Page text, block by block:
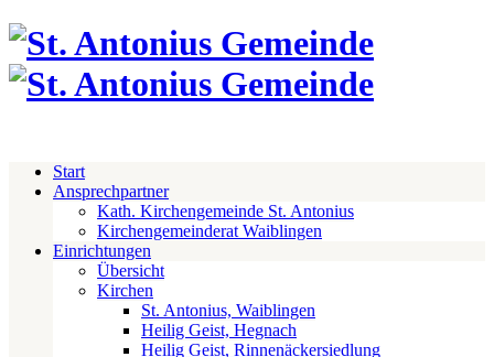
Start
Ansprechpartner
Kath. Kirchengemeinde St. Antonius
Kirchengemeinderat Waiblingen
Einrichtungen
Übersicht
Kirchen
St. Antonius, Waiblingen
Heilig Geist, Hegnach
Heilig Geist, Rinnenäckersiedlung